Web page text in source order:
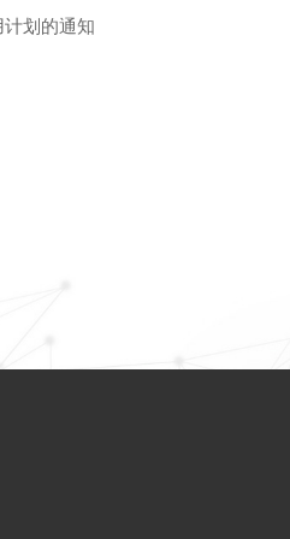
计划的通知